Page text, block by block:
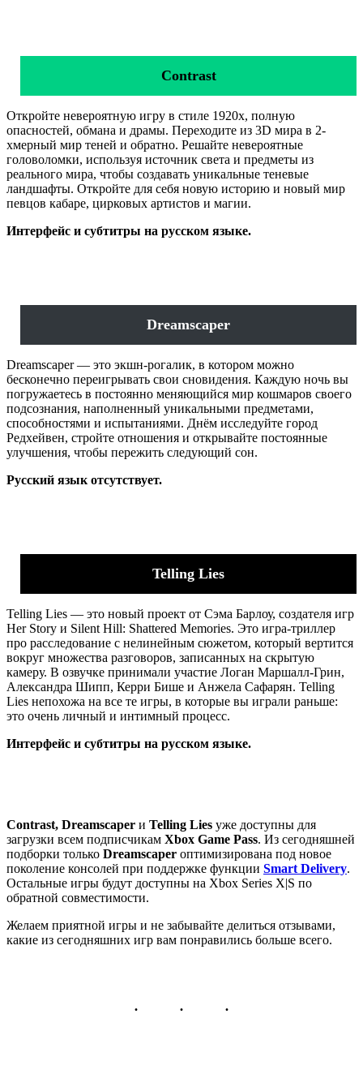
Contrast
Откройте невероятную игру в стиле 1920х, полную
опасностей, обмана и драмы. Переходите из 3D мира в 2-
хмерный мир теней и обратно. Решайте невероятные
головоломки, используя источник света и предметы из
реального мира, чтобы создавать уникальные теневые
ландшафты. Откройте для себя новую историю и новый мир
певцов кабаре, цирковых артистов и магии.
Интерфейс и субтитры на русском языке.
Dreamscaper
Dreamscaper — это экшн-рогалик, в котором можно
бесконечно переигрывать свои сновидения. Каждую ночь вы
погружаетесь в постоянно меняющийся мир кошмаров своего
подсознания, наполненный уникальными предметами,
способностями и испытаниями. Днём исследуйте город
Редхейвен, стройте отношения и открывайте постоянные
улучшения, чтобы пережить следующий сон.
Русский язык отсутствует.
Telling Lies
Telling Lies — это новый проект от Сэма Барлоу, создателя игр
Her Story и Silent Hill: Shattered Memories. Это игра-триллер
про расследование с нелинейным сюжетом, который вертится
вокруг множества разговоров, записанных на скрытую
камеру. В озвучке принимали участие Логан Маршалл-Грин,
Александра Шипп, Керри Бише и Анжела Сафарян. Telling
Lies непохожа на все те игры, в которые вы играли раньше:
это очень личный и интимный процесс.
Интерфейс и субтитры на русском языке.
Contrast, Dreamscaper и Telling Lies уже доступны для
загрузки всем подписчикам Xbox Game Pass. Из сегодняшней
подборки только Dreamscaper оптимизирована под новое
поколение консолей при поддержке функции Smart Delivery.
Остальные игры будут доступны на Xbox Series X|S по
обратной совместимости.
Желаем приятной игры и не забывайте делиться отзывами,
какие из сегодняшних игр вам понравились больше всего.